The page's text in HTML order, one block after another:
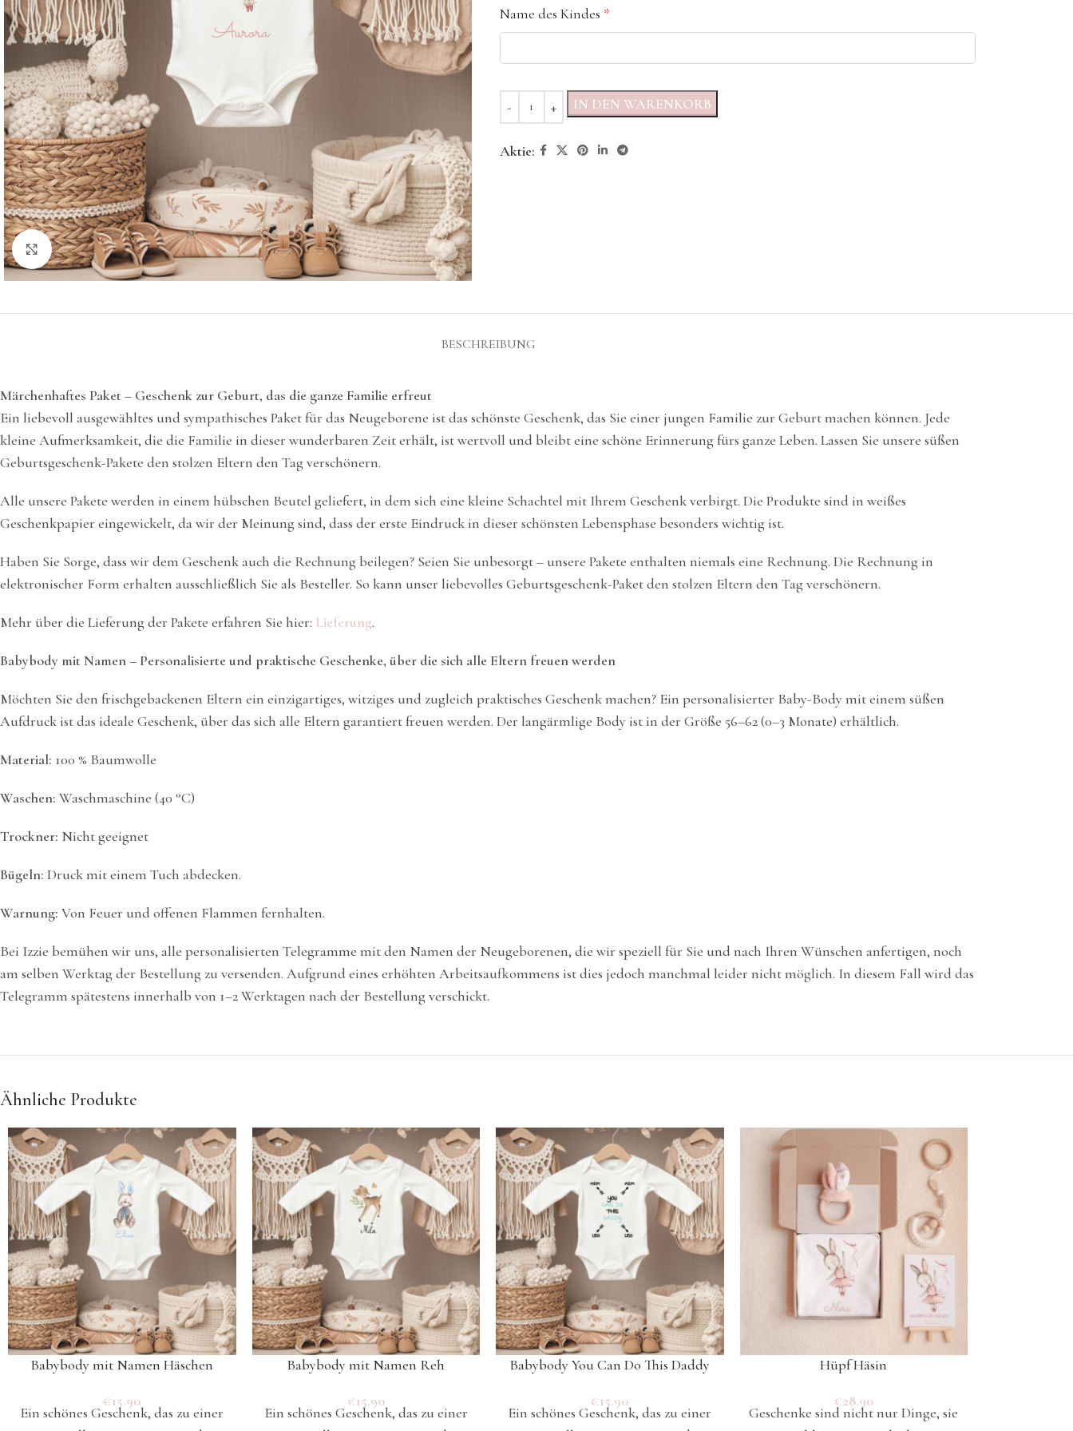
Klicken Sie hier, um zu vergrößern
Name des Kindes *
IN DEN WARENKORB
Aktie:
BESCHREIBUNG
Märchenhaftes Paket – Geschenk zur Geburt, das die ganze Familie erfreut
Ein liebevoll ausgewähltes und sympathisches Paket für das Neugeborene ist das schönste Geschenk, das Sie einer jungen Familie zur Geburt machen können. Jede
kleine Aufmerksamkeit, die die Familie in dieser wunderbaren Zeit erhält, ist wertvoll und bleibt eine schöne Erinnerung fürs ganze Leben. Lassen Sie unsere süßen
Geburtsgeschenk-Pakete den stolzen Eltern den Tag verschönern.
Alle unsere Pakete werden in einem hübschen Beutel geliefert, in dem sich eine kleine Schachtel mit Ihrem Geschenk verbirgt. Die Produkte sind in weißes
Geschenkpapier eingewickelt, da wir der Meinung sind, dass der erste Eindruck in dieser schönsten Lebensphase besonders wichtig ist.
Haben Sie Sorge, dass wir dem Geschenk auch die Rechnung beilegen? Seien Sie unbesorgt – unsere Pakete enthalten niemals eine Rechnung. Die Rechnung in
elektronischer Form erhalten ausschließlich Sie als Besteller. So kann unser liebevolles Geburtsgeschenk-Paket den stolzen Eltern den Tag verschönern.
Mehr über die Lieferung der Pakete erfahren Sie hier: Lieferung.
Babybody mit Namen – Personalisierte und praktische Geschenke, über die sich alle Eltern freuen werden
Möchten Sie den frischgebackenen Eltern ein einzigartiges, witziges und zugleich praktisches Geschenk machen? Ein personalisierter Baby-Body mit einem süßen
Aufdruck ist das ideale Geschenk, über das sich alle Eltern garantiert freuen werden. Der langärmlige Body ist in der Größe 56–62 (0–3 Monate) erhältlich.
Material: 100 % Baumwolle
Waschen: Waschmaschine (40 °C)
Trockner: Nicht geeignet
Bügeln: Druck mit einem Tuch abdecken.
Warnung: Von Feuer und offenen Flammen fernhalten.
Bei Izzie bemühen wir uns, alle personalisierten Telegramme mit den Namen der Neugeborenen, die wir speziell für Sie und nach Ihren Wünschen anfertigen, noch
am selben Werktag der Bestellung zu versenden. Aufgrund eines erhöhten Arbeitsaufkommens ist dies jedoch manchmal leider nicht möglich. In diesem Fall wird das
Telegramm spätestens innerhalb von 1–2 Werktagen nach der Bestellung verschickt.
Ähnliche Produkte
Babybody mit Namen Häschen
€15.90
Ein schönes Geschenk, das zu einer
Babybody mit Namen Reh
€15.90
Ein schönes Geschenk, das zu einer
Babybody You Can Do This Daddy
€15.90
Ein schönes Geschenk, das zu einer
Hüpf Häsin
€28.90
Geschenke sind nicht nur Dinge, sie